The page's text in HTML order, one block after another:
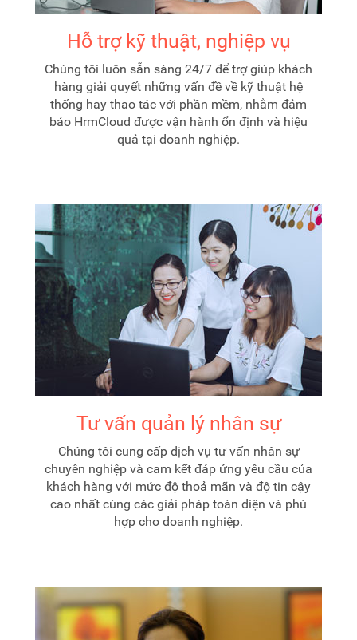
Hỗ trợ kỹ thuật, nghiệp vụ
Chúng tôi luôn sẵn sàng 24/7 để trợ giúp khách
hàng giải quyết những vấn đề về kỹ thuật hệ
thống hay thao tác với phần mềm, nhằm đảm
bảo HrmCloud được vận hành ổn định và hiệu
quả tại doanh nghiệp.
Tư vấn quản lý nhân sự
Chúng tôi cung cấp dịch vụ tư vấn nhân sự
chuyên nghiệp và cam kết đáp ứng yêu cầu của
khách hàng với mức độ thoả mãn và độ tin cậy
cao nhất cùng các giải pháp toàn diện và phù
hợp cho doanh nghiệp.